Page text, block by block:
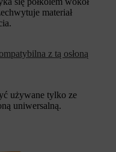
materiał
z tą osłoną
używane tylko ze
uniwersalną.